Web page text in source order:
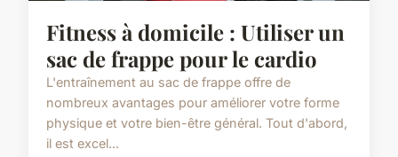
Fitness à domicile : Utiliser un
sac de frappe pour le cardio
L'entraînement au sac de frappe offre de
nombreux avantages pour améliorer votre forme
physique et votre bien-être général. Tout d'abord,
il est excel...